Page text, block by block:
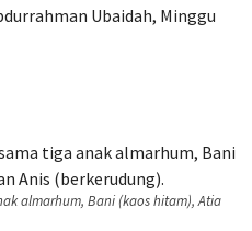
Ubaidah, Minggu
almarhum, Bani (kaos hitam), Atia